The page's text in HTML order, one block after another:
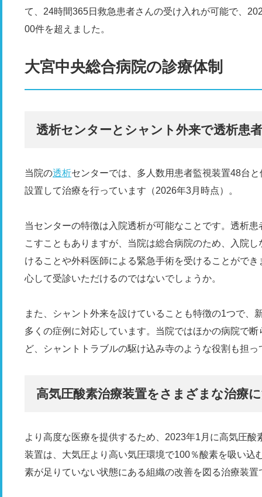
て、24時間365日救急患者さんの受け入れが可能で、
00件を超えました。
大宮中央総合病院の診療体制
透析センターとシャント外来で透析患
当院の透析センターでは、多人数用患者監視装置48台
設置して治療を行っています（2026年3月時点）。
当センターの特徴は入院透析が可能なことです。透析
こすこともありますが、当院は総合病院のため、入院
けることや外科医師による緊急手術を受けることがで
心して受診いただけるのではないでしょうか。
また、シャント外来を設けていることも特徴の1つで、
多くの症例に対応しています。当院ではほかの病院で
ど、シャントトラブルの駆け込み寺のような役割も担っ
高気圧酸素治療装置をさまざまな治療
より高度な医療を提供するため、2023年1月に高気圧
装置は、大気圧より高い気圧環境で100％酸素を吸い込
素が足りていない状態にある組織の改善を図る治療装置